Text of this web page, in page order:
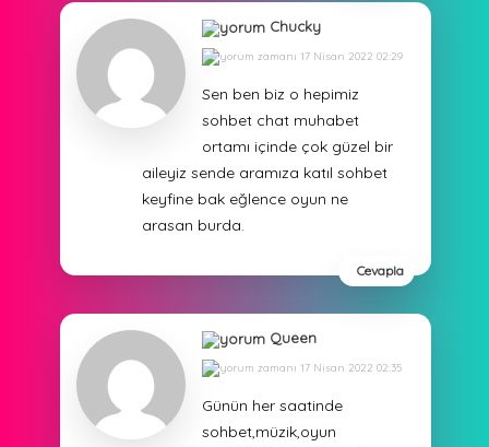
Chucky
17 Nisan 2022 02:29
Sen ben biz o hepimiz
sohbet chat muhabet
ortamı içinde çok güzel bir
aileyiz sende aramıza katıl sohbet
keyfine bak eğlence oyun ne
arasan burda.
Cevapla
Queen
17 Nisan 2022 02:35
Günün her saatinde
sohbet,müzik,oyun